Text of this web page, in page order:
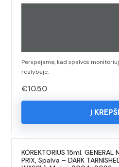
Perspėjame, kad spalvos
realybėje.
€10.50
Į
KOREKTORIUS 15ml. GENERAL
PRIX, Spalva – DARK